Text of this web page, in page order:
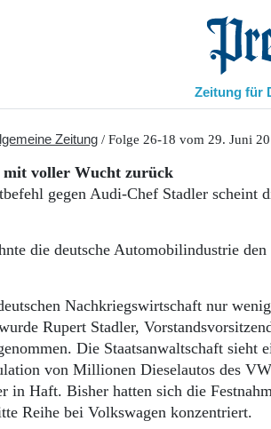
Preußische
Zeitung für
Ausgabe
Login
werden
und finden
Zeitung / Folge 26-18 vom 29. Juni
mit voller Wucht zurück
gegen Audi-Chef Stadler scheint
die deutsche Automobilindustrie
Nachkriegswirtschaft nur
Rupert Stadler,
Die Staatsanwaltschaft sieht
von Millionen Dieselautos des
in Haft. Bisher hatten sich die
Reihe bei Volkswagen konzentriert.